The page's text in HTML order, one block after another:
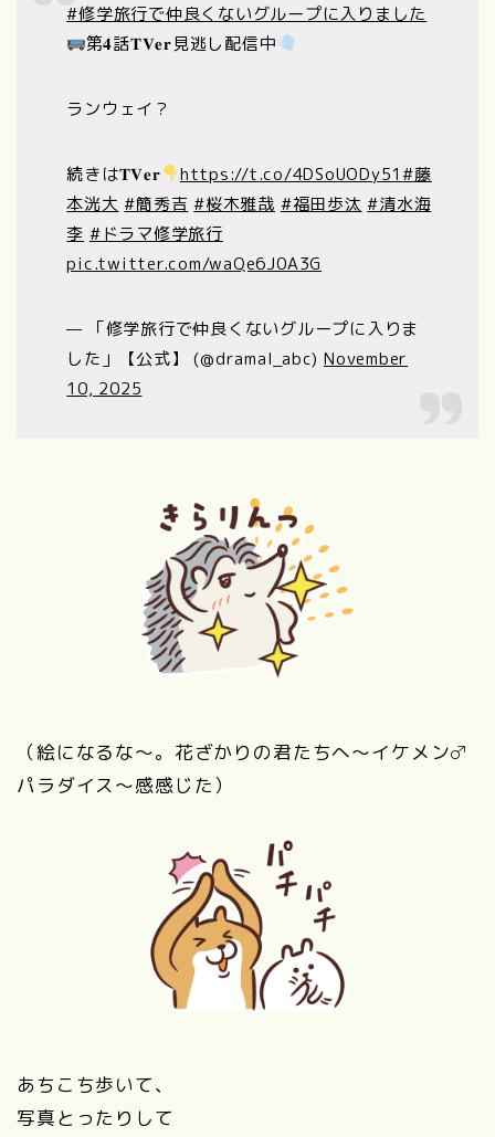
#修学旅行で仲良くないグループに入りました
第𝟒話𝐓𝐕𝐞𝐫見逃し配信中
ランウェイ？
続きは𝐓𝐕𝐞𝐫 https://t.co/4DSoUODy51#藤
本洸大 #簡秀吉 #桜木雅哉 #福田歩汰 #清水海
李 #ドラマ修学旅行
pic.twitter.com/waQe6J0A3G
— 「修学旅行で仲良くないグループに入りま
した」【公式】 (@dramal_abc) November
10, 2025
（絵になるな～。花ざかりの君たちへ〜イケメン♂
パラダイス〜感感じた）
あちこち歩いて、
写真とったりして